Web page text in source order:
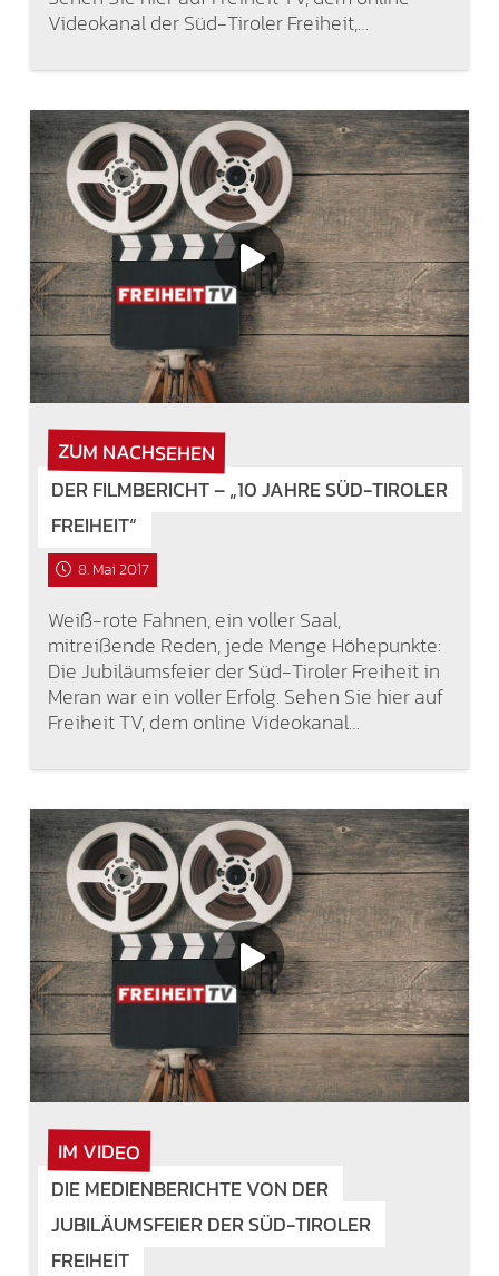
Videokanal der Süd-Tiroler Freiheit,…
ZUM NACHSEHEN
DER FILMBERICHT – „10 JAHRE SÜD-TIROLER
FREIHEIT“
8. Mai 2017
Weiß-rote Fahnen, ein voller Saal,
mitreißende Reden, jede Menge Höhepunkte:
Die Jubiläumsfeier der Süd-Tiroler Freiheit in
Meran war ein voller Erfolg. Sehen Sie hier auf
Freiheit TV, dem online Videokanal…
IM VIDEO
DIE MEDIENBERICHTE VON DER
JUBILÄUMSFEIER DER SÜD-TIROLER
FREIHEIT